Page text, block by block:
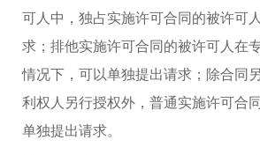
可人中，独占实施许可合同的被许可
求；排他实施许可合同的被许可人在
情况下，可以单独提出请求；除合同
利权人另行授权外，普通实施许可合
单独提出请求。